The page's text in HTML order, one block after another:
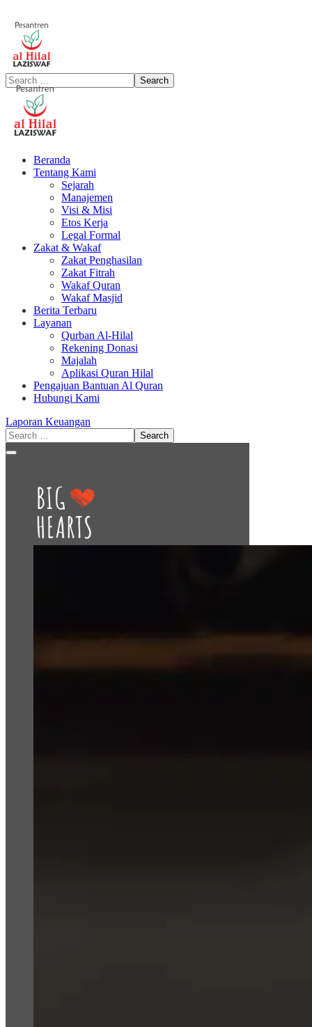
Beranda
Tentang Kami
Sejarah
Manajemen
Visi & Misi
Etos Kerja
Legal Formal
Zakat & Wakaf
Zakat Penghasilan
Zakat Fitrah
Wakaf Quran
Wakaf Masjid
Berita Terbaru
Layanan
Qurban Al-Hilal
Rekening Donasi
Majalah
Aplikasi Quran Hilal
Pengajuan Bantuan Al Quran
Hubungi Kami
Laporan Keuangan